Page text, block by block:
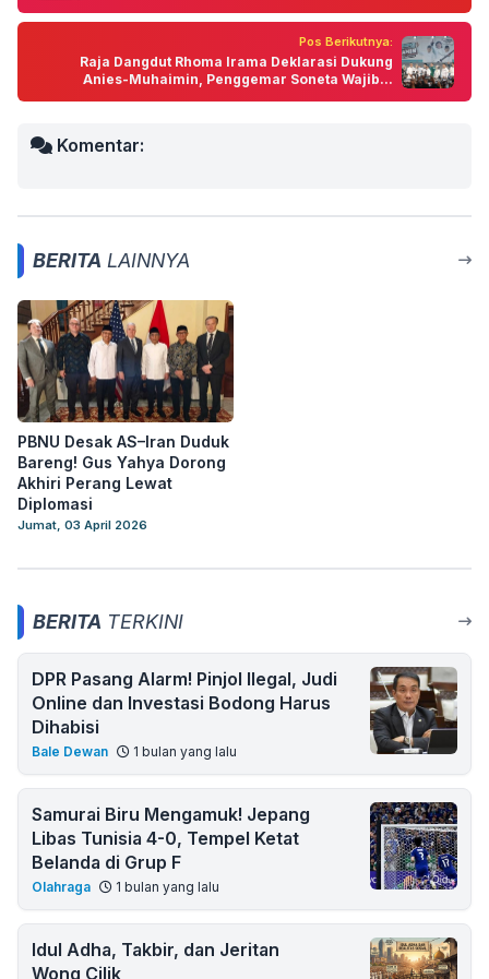
Pos Berikutnya:
Raja Dangdut Rhoma Irama Deklarasi Dukung
Anies-Muhaimin, Penggemar Soneta Wajib...
Komentar:
BERITA LAINNYA
PBNU Desak AS–Iran Duduk
Bareng! Gus Yahya Dorong
Akhiri Perang Lewat
Diplomasi
Jumat, 03 April 2026
BERITA TERKINI
DPR Pasang Alarm! Pinjol Ilegal, Judi
Online dan Investasi Bodong Harus
Dihabisi
Bale Dewan 1 bulan yang lalu
Samurai Biru Mengamuk! Jepang
Libas Tunisia 4-0, Tempel Ketat
Belanda di Grup F
Olahraga 1 bulan yang lalu
Idul Adha, Takbir, dan Jeritan
Wong Cilik